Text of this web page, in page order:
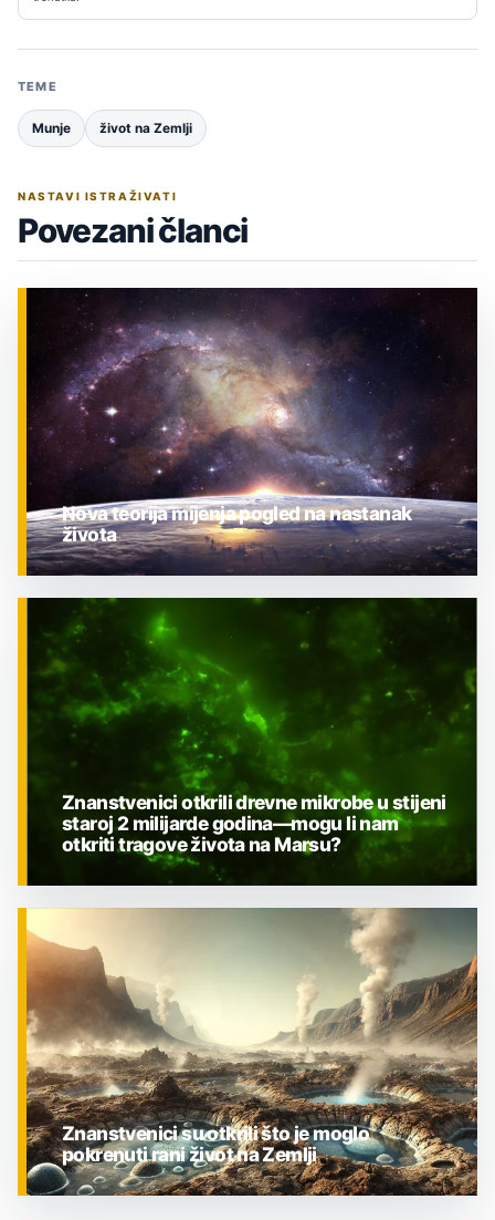
TEME
Munje život na Zemlji
NASTAVI ISTRAŽIVATI
Povezani članci
ZNANOST
Nova teorija mijenja pogled na nastanak
života
Znanstvenici otkrili drevne mikrobe u stijeni
staroj 2 milijarde godina—mogu li nam
otkriti tragove života na Marsu?
Znanstvenici su otkrili što je moglo
pokrenuti rani život na Zemlji